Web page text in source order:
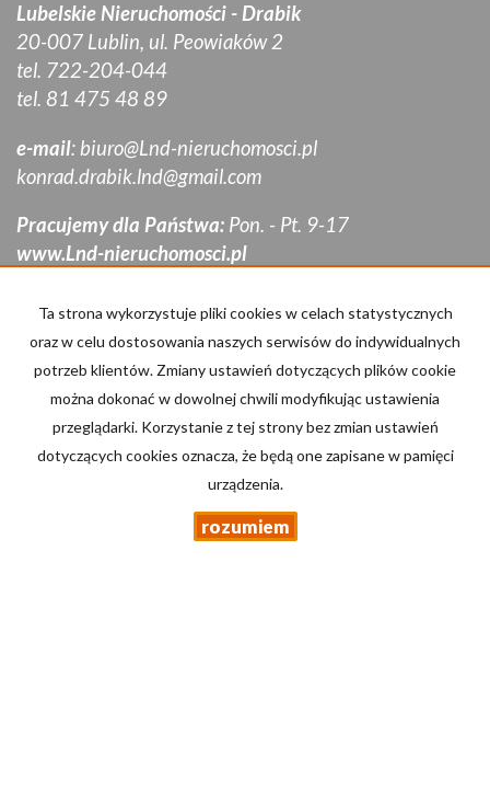
Lubelskie Nieruchomości - Drabik
20-007 Lublin, ul. Peowiaków 2
tel. 722-204-044
tel. 81 475 48 89
e-mail: biuro@Lnd-nieruchomosci.pl
konrad.drabik.lnd@gmail.com
Pracujemy dla Państwa: Pon. - Pt. 9-17
www.Lnd-nieruchomosci.pl
Domyna wynajem
Działkina wynajem
Lokalena wynajem
Halena wynajem
Obiektyna wynajem
Mieszkania
na sprzedaż
na sprzedaż
na sprzedaż
na sprzedaż
Ta strona wykorzystuje pliki cookies w celach statystycznych
oraz w celu dostosowania naszych serwisów do indywidualnych
potrzeb klientów. Zmiany ustawień dotyczących plików cookie
można dokonać w dowolnej chwili modyfikując ustawienia
przeglądarki. Korzystanie z tej strony bez zmian ustawień
dotyczących cookies oznacza, że będą one zapisane w pamięci
urządzenia.
rozumiem